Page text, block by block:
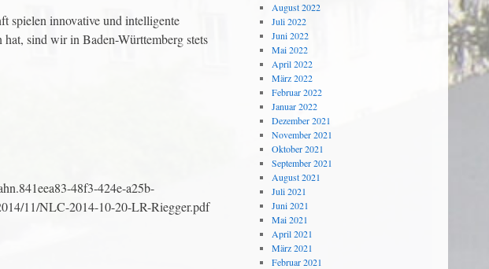
spielen innovative und intelligente
sind wir in Baden-Württemberg stets
48f3-424e-a25b-
11/NLC-2014-10-20-LR-Riegger.pdf
August 2022
Juli 2022
Juni 2022
Mai 2022
April 2022
März 2022
Februar 2022
Januar 2022
Dezember 2021
November 2021
Oktober 2021
September 2021
August 2021
Juli 2021
Juni 2021
Mai 2021
April 2021
März 2021
Februar 2021